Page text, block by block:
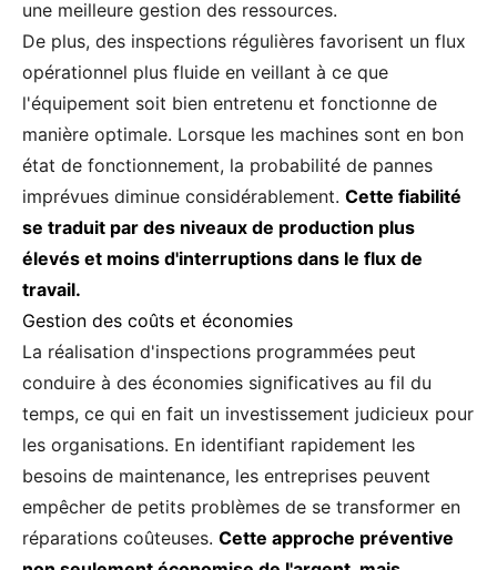
une meilleure gestion des ressources.
De plus, des inspections régulières favorisent un flux
opérationnel plus fluide en veillant à ce que
l'équipement soit bien entretenu et fonctionne de
manière optimale. Lorsque les machines sont en bon
état de fonctionnement, la probabilité de pannes
imprévues diminue considérablement. Cette fiabilité
se traduit par des niveaux de production plus
élevés et moins d'interruptions dans le flux de
travail.
Gestion des coûts et économies
La réalisation d'inspections programmées peut
conduire à des économies significatives au fil du
temps, ce qui en fait un investissement judicieux pour
les organisations. En identifiant rapidement les
besoins de maintenance, les entreprises peuvent
empêcher de petits problèmes de se transformer en
réparations coûteuses. Cette approche préventive